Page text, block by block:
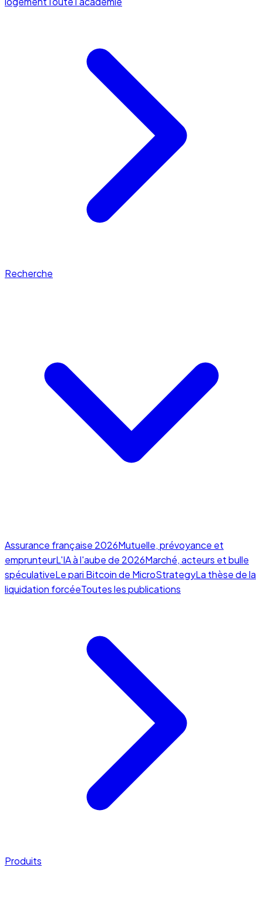
Recherche
Assurance française 2026Mutuelle, prévoyance et
emprunteurL'IA à l'aube de 2026Marché, acteurs et bulle
spéculativeLe pari Bitcoin de MicroStrategyLa thèse de la
liquidation forcéeToutes les publications
Produits